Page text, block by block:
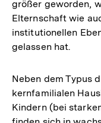
größer geworden,
Elternschaft wie
institutionellen
gelassen hat.
Neben dem Typus
kernfamilialen
Kindern (bei